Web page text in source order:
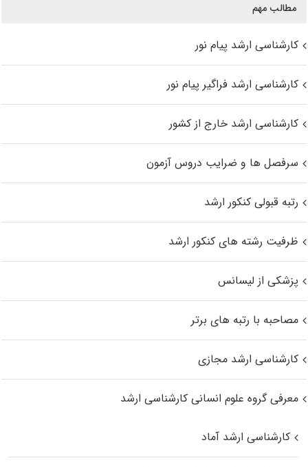
مطالب مهم
کارشناسی ارشد پیام نور
کارشناسی ارشد فراگیر پیام نور
کارشناسی ارشد خارج از کشور
سرفصل ها و ضرایب دروس آزمون
رتبه قبولی کنکور ارشد
ظرفیت رشته های کنکور ارشد
پزشکی از لیسانس
مصاحبه با رتبه های برتر
کارشناسی ارشد مجازی
معرفی گروه علوم انسانی کارشناسی ارشد
کارشناسی ارشد آماد